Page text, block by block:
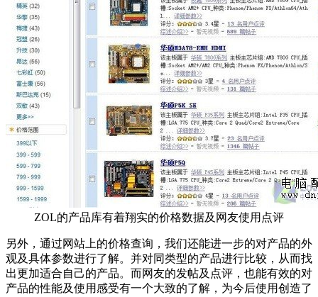
ZOL的产品库有着翔实的价格数据及网友使用点评
另外，通过网站上的价格查询，我们还能进一步的对产品的外
观及具体参数进行了解。并对同类型的产品进行比较，从而找
出更加适合自己的产品。而网友的发帖及点评，也能有效的对
产品的性能及使用感受有一个大致的了解，为今后使用创造了